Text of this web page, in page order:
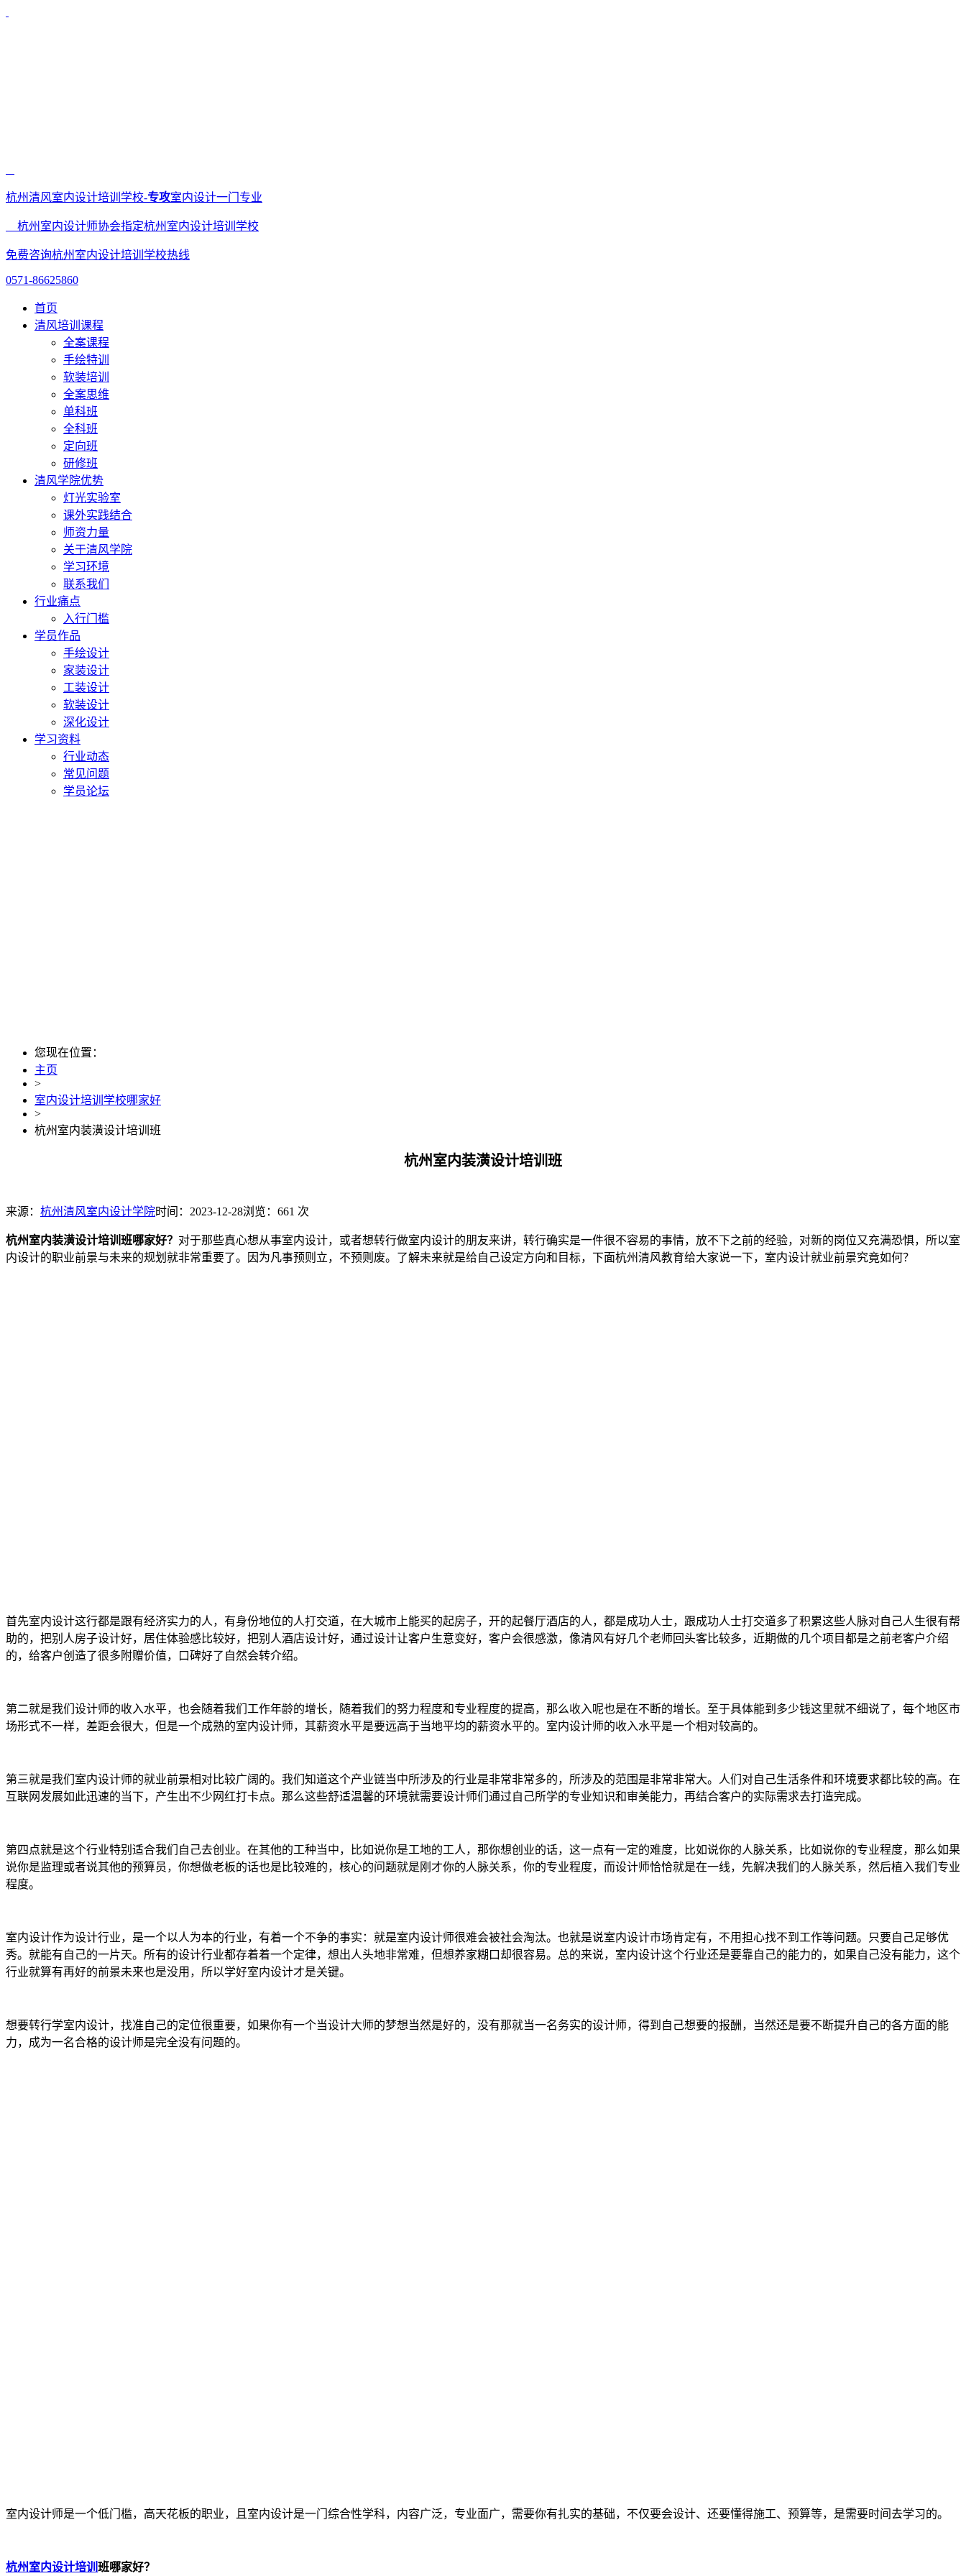
杭州清风室内设计培训学校-专攻室内设计一门专业
杭州室内设计师协会指定杭州室内设计培训学校
免费咨询杭州室内设计培训学校热线
0571-86625860
首页
清风培训课程
全案课程
手绘特训
软装培训
全案思维
单科班
全科班
定向班
研修班
清风学院优势
灯光实验室
课外实践结合
师资力量
关于清风学院
学习环境
联系我们
行业痛点
入行门槛
学员作品
手绘设计
家装设计
工装设计
软装设计
深化设计
学习资料
行业动态
常见问题
学员论坛
您现在位置：
主页
>
室内设计培训学校哪家好
>
杭州室内装潢设计培训班
杭州室内装潢设计培训班
来源： 杭州清风室内设计学院时间：2023-12-28浏览：661 次
杭州室内装潢设计培训班哪家好？ 对于那些真心想从事室内设计，或者想转行做室内设计的朋友来讲，转行确实是一件很不容易的事情，放不下之前的经验，对新的岗位又充满恐惧，所以室
内设计的职业前景与未来的规划就非常重要了。因为凡事预则立，不预则废。了解未来就是给自己设定方向和目标，下面杭州清风教育给大家说一下，室内设计就业前景究竟如何？
首先室内设计这行都是跟有经济实力的人，有身份地位的人打交道，在大城市上能买的起房子，开的起餐厅酒店的人，都是成功人士，跟成功人士打交道多了积累这些人脉对自己人生很有帮
助的，把别人房子设计好，居住体验感比较好，把别人酒店设计好，通过设计让客户生意变好，客户会很感激，像清风有好几个老师回头客比较多，近期做的几个项目都是之前老客户介绍
的，给客户创造了很多附赠价值，口碑好了自然会转介绍。
第二就是我们设计师的收入水平，也会随着我们工作年龄的增长，随着我们的努力程度和专业程度的提高，那么收入呢也是在不断的增长。至于具体能到多少钱这里就不细说了，每个地区市
场形式不一样，差距会很大，但是一个成熟的室内设计师，其薪资水平是要远高于当地平均的薪资水平的。室内设计师的收入水平是一个相对较高的。
第三就是我们室内设计师的就业前景相对比较广阔的。我们知道这个产业链当中所涉及的行业是非常非常多的，所涉及的范围是非常非常大。人们对自己生活条件和环境要求都比较的高。在
互联网发展如此迅速的当下，产生出不少网红打卡点。那么这些舒适温馨的环境就需要设计师们通过自己所学的专业知识和审美能力，再结合客户的实际需求去打造完成。
第四点就是这个行业特别适合我们自己去创业。在其他的工种当中，比如说你是工地的工人，那你想创业的话，这一点有一定的难度，比如说你的人脉关系，比如说你的专业程度，那么如果
说你是监理或者说其他的预算员，你想做老板的话也是比较难的，核心的问题就是刚才你的人脉关系，你的专业程度，而设计师恰恰就是在一线，先解决我们的人脉关系，然后植入我们专业
程度。
室内设计作为设计行业，是一个以人为本的行业，有着一个不争的事实：就是室内设计师很难会被社会淘汰。也就是说室内设计市场肯定有，不用担心找不到工作等问题。只要自己足够优
秀。就能有自己的一片天。所有的设计行业都存着着一个定律，想出人头地非常难，但想养家糊口却很容易。总的来说，室内设计这个行业还是要靠自己的能力的，如果自己没有能力，这个
行业就算有再好的前景未来也是没用，所以学好室内设计才是关键。
想要转行学室内设计，找准自己的定位很重要，如果你有一个当设计大师的梦想当然是好的，没有那就当一名务实的设计师，得到自己想要的报酬，当然还是要不断提升自己的各方面的能
力，成为一名合格的设计师是完全没有问题的。
室内设计师是一个低门槛，高天花板的职业，且室内设计是一门综合性学科，内容广泛，专业面广，需要你有扎实的基础，不仅要会设计、还要懂得施工、预算等，是需要时间去学习的。
杭州室内设计培训 班哪家好？